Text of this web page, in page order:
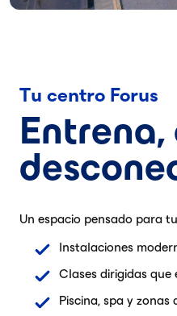
Tu centro Forus
Un espacio pensado para
Instalaciones
Clases dirigidas
Piscina, spa y